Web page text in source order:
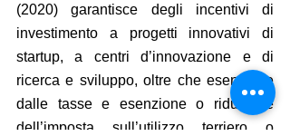
(2020) garantisce degli incentivi di
investimento a progetti innovativi di
startup, a centri d’innovazione e di
ricerca e sviluppo, oltre che esenzione
dalle tasse e esenzione o riduzione
dell’imposta sull’utilizzo terriero o